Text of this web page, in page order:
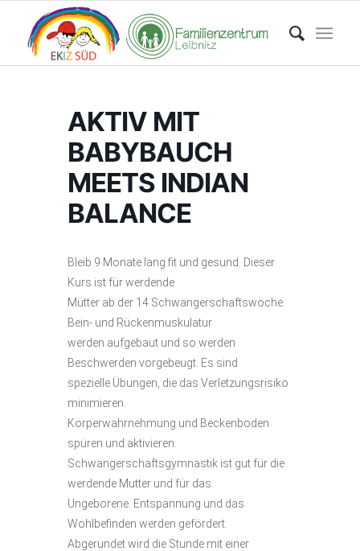
AKTIV MIT
BABYBAUCH
MEETS INDIAN
BALANCE
Bleib 9 Monate lang fit und gesund. Dieser
Kurs ist für werdende
Mütter ab der 14 Schwangerschaftswoche.
Bein- und Rückenmuskulatur
werden aufgebaut und so werden
Beschwerden vorgebeugt. Es sind
spezielle Übungen, die das Verletzungsrisiko
minimieren.
Körperwahrnehmung und Beckenboden
spüren und aktivieren.
Schwangerschaftsgymnastik ist gut für die
werdende Mutter und für das
Ungeborene. Entspannung und das
Wohlbefinden werden gefördert.
Abgerundet wird die Stunde mit einer